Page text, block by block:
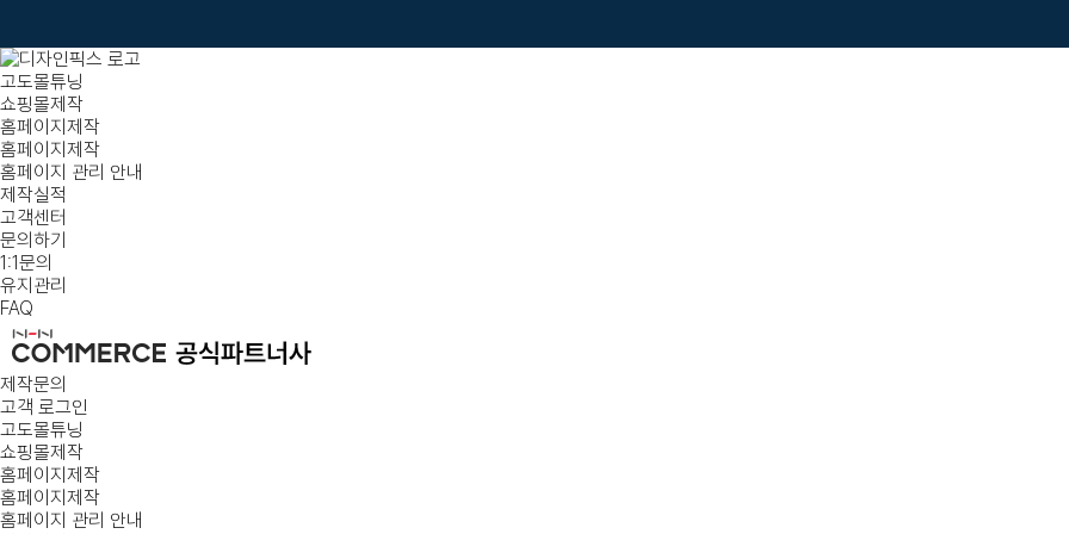
고도몰튜닝
쇼핑몰제작
홈페이지제작
홈페이지제작
홈페이지 관리 안내
제작실적
고객센터
문의하기
1:1문의
유지관리
FAQ
제작문의
고객 로그인
고도몰튜닝
쇼핑몰제작
홈페이지제작
홈페이지제작
홈페이지 관리 안내